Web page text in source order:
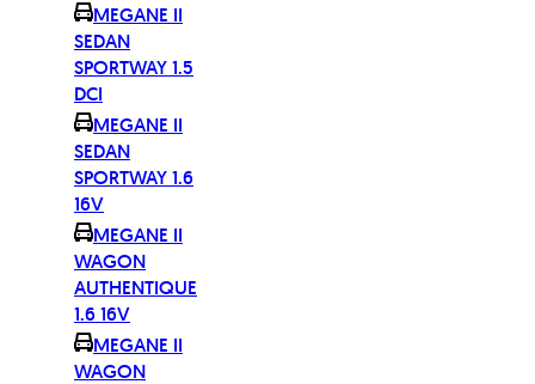
MEGANE II
SEDAN
SPORTWAY 1.5
DCI
MEGANE II
SEDAN
SPORTWAY 1.6
16V
MEGANE II
WAGON
AUTHENTIQUE
1.6 16V
MEGANE II
WAGON